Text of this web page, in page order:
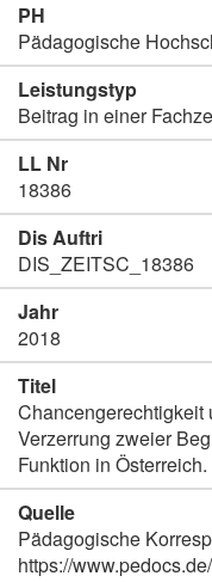
PH
Pädagogische
Leistungstyp
Beitrag in einer
LL Nr
18386
Dis Auftri
DIS_ZEITSC_18386
Jahr
2018
Titel
Verzerrung zweier
Funktion in Österreich.
Quelle
Pädagogische
https://